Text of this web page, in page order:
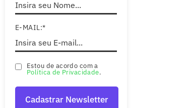
E-MAIL:*
Estou de acordo com a
Política de Privacidade.